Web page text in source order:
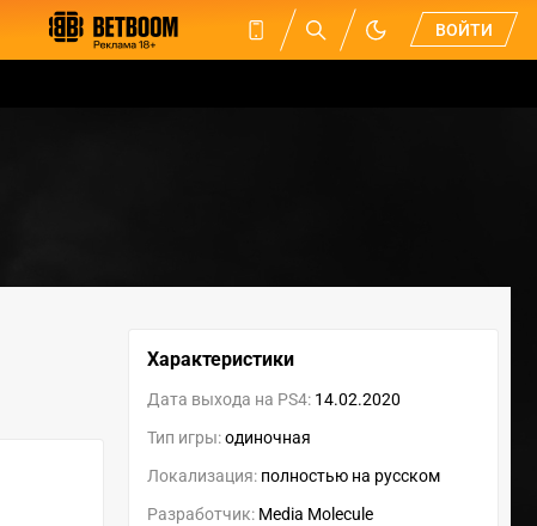
ВОЙТИ
Характеристики
Дата выхода на PS4: 14.02.2020
Тип игры:одиночная
Локализация: полностью на русском
Разработчик: Media Molecule